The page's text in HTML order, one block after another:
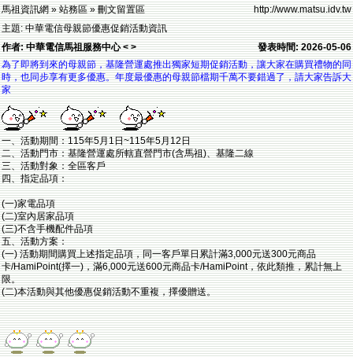
馬祖資訊網 » 站務區 » 刪文留置區
http://www.matsu.idv.tw
主題: 中華電信母親節優惠促銷活動資訊
作者: 中華電信馬祖服務中心 < >
發表時間: 2026-05-06
為了即將到來的母親節，基隆營運處推出獨家短期促銷活動，讓大家在購買禮物的同
時，也同步享有更多優惠。年度最優惠的母親節檔期千萬不要錯過了，請大家告訴大
家
一、活動期間：115年5月1日~115年5月12日
二、活動門市：基隆營運處所轄直營門市(含馬祖)、基隆二線
三、活動對象：全區客戶
四、指定品項：
(一)家電品項
(二)室內居家品項
(三)不含手機配件品項
五、活動方案：
(一) 活動期間購買上述指定品項，同一客戶單日累計滿3,000元送300元商品
卡/HamiPoint(擇一)，滿6,000元送600元商品卡/HamiPoint，依此類推，累計無上
限。
(二)本活動與其他優惠促銷活動不重複，擇優贈送。